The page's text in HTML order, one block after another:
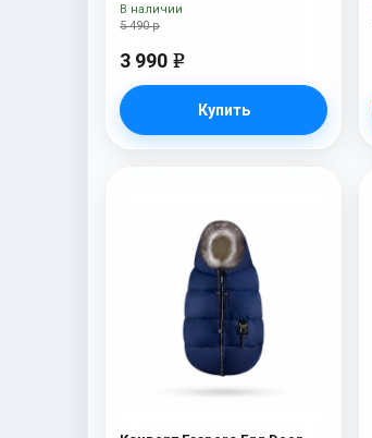
5 490 р
3 990 e
Купить
В наличии